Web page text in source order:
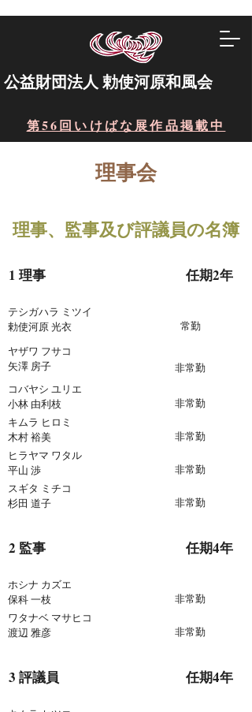
​公益財団法人 勅使河原和風会
第56回いけばな展作品掲載中
理事会
理事、監事及び評議員の名簿
1 理事 任期2年
​テシガハラ ミツイ
勅使河原 光衣
常勤
ヤザワ フサコ
​矢澤 房子
非​常勤
コバヤシ ユリエ
​小林 由利枝
非​常勤
​キムラ ヒロミ
​木村 裕美
非​常勤
ヒラヤマ ワタル
​平山 渉
非​常勤
スギタ ミチコ
​杉田 道子
非​常勤
2 監事 任期4年
​ホシナ カズエ
​保科 一枝
非​常勤
ワタナベ マサヒコ
​渡辺 雅彦
非​常勤
3 評議員 任期4年